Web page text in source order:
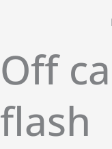
Off
flash